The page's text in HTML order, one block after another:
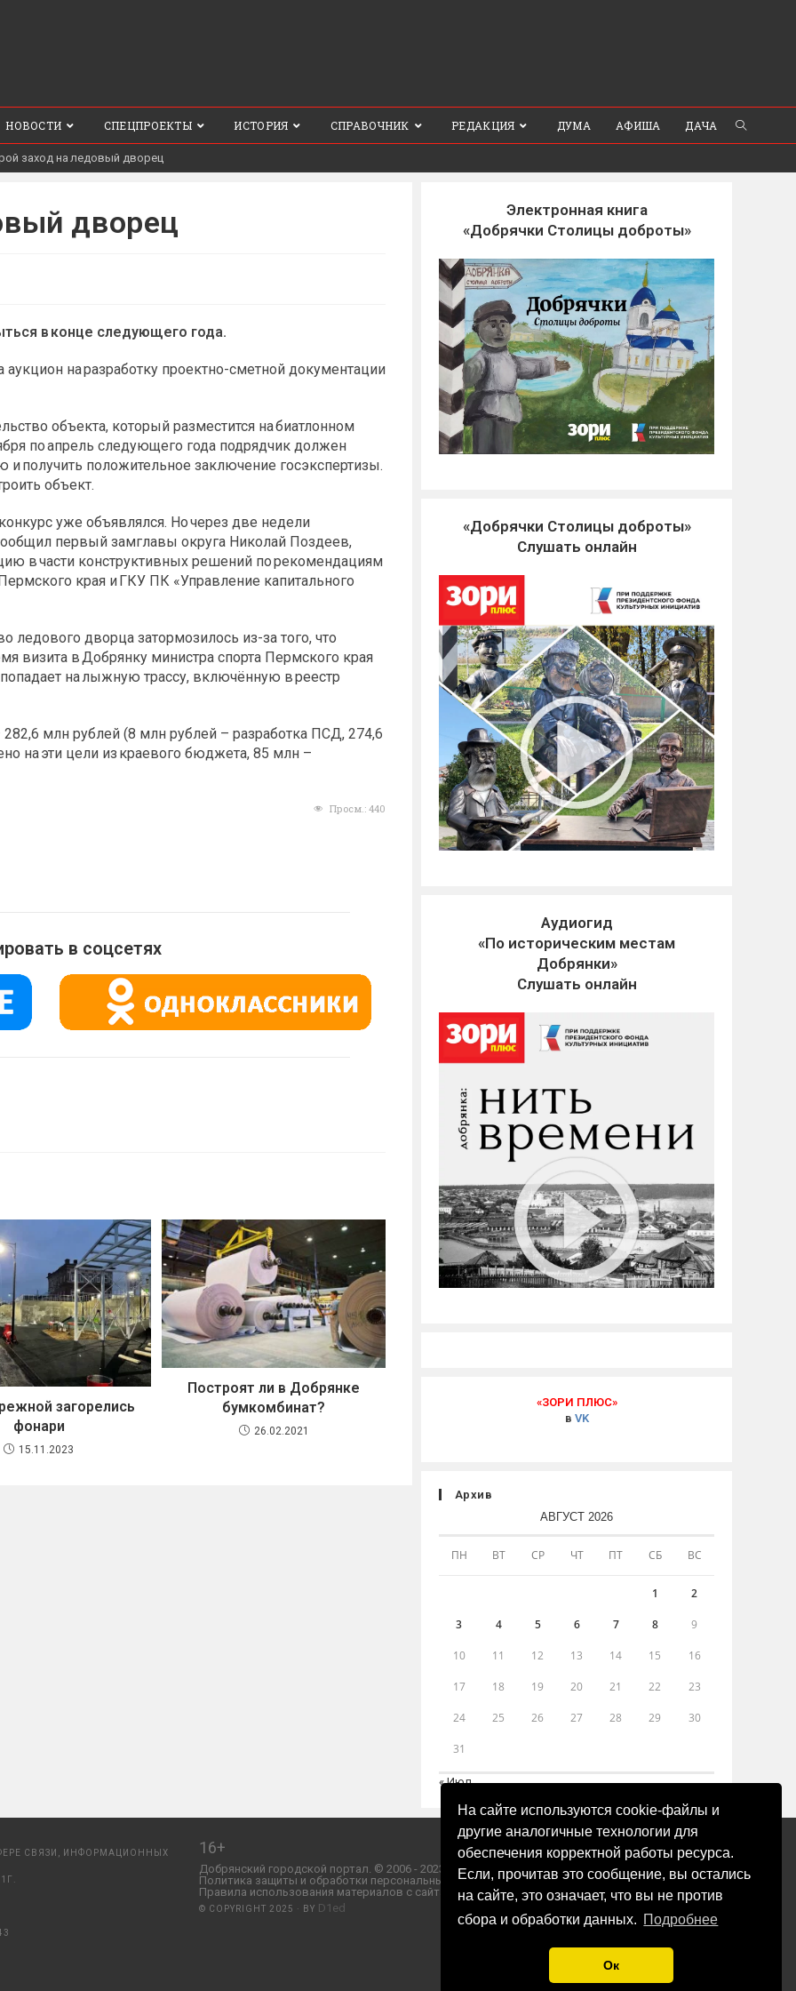
На сайте используются cookie-файлы и
другие аналогичные технологии для
обеспечения корректной работы ресурса.
Если, прочитав это сообщение, вы остались
на сайте, это означает, что вы не против
сбора и обработки данных. Подробнее
Ок
НОВОСТИ СПЕЦПРОЕКТЫ ИСТОРИЯ СПРАВОЧНИК РЕДАКЦИЯ ДУМА АФИША ДАЧА
заход на ледовый дворец
дворец
в конце следующего года.
на разработку проектно-сметной документации
объекта, который разместится на биатлонном
по апрель следующего года подрядчик должен
получить положительное заключение госэкспертизы.
объект.
уже объявлялся. Но через две недели
первый замглавы округа Николай Поздеев,
в части конструктивных решений по рекомендациям
края и ГКУ ПК «Управление капитального
дворца затормозилось из-за того, что
визита в Добрянку министра спорта Пермского края
на лыжную трассу, включённую в реестр
млн рублей (8 млн рублей – разработка ПСД, 274,6
на эти цели из краевого бюджета, 85 млн –
Просм.: 440
в соцсетях
загорелись
фонари
15.11.2023
Построят ли в Добрянке
бумкомбинат?
26.02.2021
Электронная книга
«Добрячки Столицы доброты»
«Добрячки Столицы доброты»
Слушать онлайн
Аудиогид
«По историческим местам
Добрянки»
Слушать онлайн
«ЗОРИ ПЛЮС»
в VK
Архив
АВГУСТ 2026
ПН ВТ СР ЧТ ПТ СБ ВС
1 2
3 4 5 6 7 8 9
10 11 12 13 14 15 16
17 18 19 20 21 22 23
24 25 26 27 28 29 30
31
« Июл
СВЯЗИ, ИНФОРМАЦИОННЫХ
16+
Добрянский городской портал. © 2006 - 2023 ООО «Пресса-Том».
Политика защиты и обработки персональных данных ООО «Пресса-Том».
Правила использования материалов с сайта «ЗОРИ ПЛЮС».
© COPYRIGHT 2025 · BY D1ed